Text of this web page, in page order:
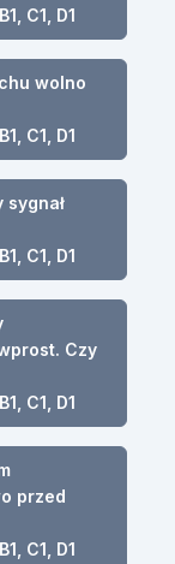
C1, D1
wolno
C1, D1
sygnał
C1, D1
Czy
C1, D1
przed
C1, D1